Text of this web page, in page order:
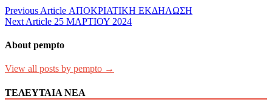
Previous Article ΑΠΟΚΡΙΑΤΙΚΗ ΕΚΔΗΛΩΣΗ
Next Article 25 ΜΑΡΤΙΟΥ 2024
About pempto
View all posts by pempto →
ΤΕΛΕΥΤΑΙΑ ΝΕΑ